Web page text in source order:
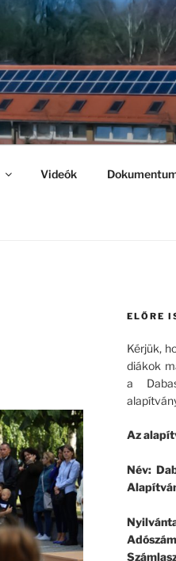
Videók
ELŐRE
Kérjük,
diákok
a
Az
Név: